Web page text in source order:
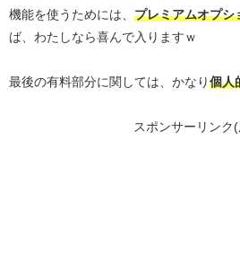
機能を使うためには、 プレミアムオプシ
ば、わたしなら喜んで入りますｗ
最後の有料部分に関しては、かなり個人
スポンサーリンク